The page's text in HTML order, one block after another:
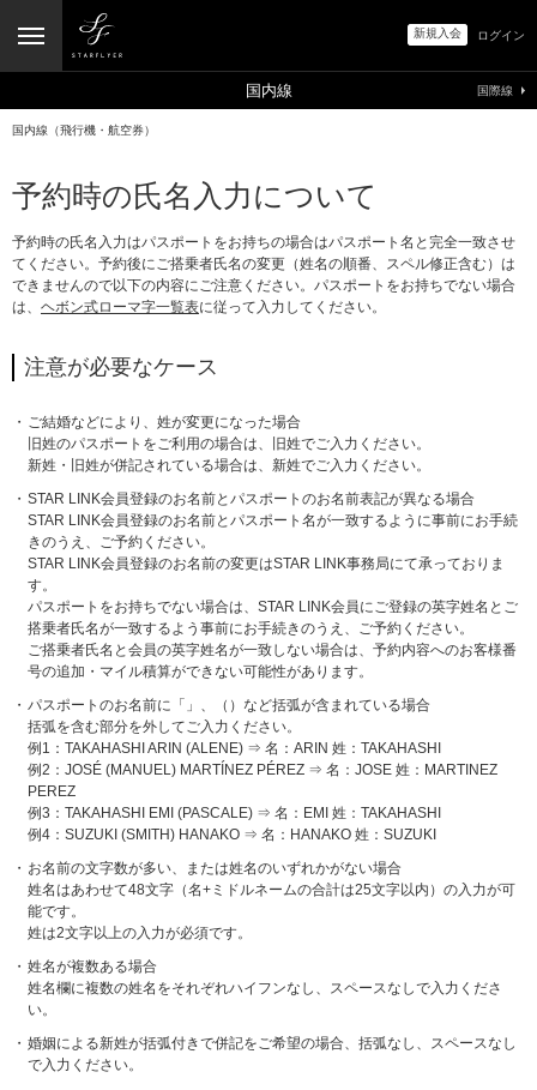
新規入会 ログイン
国内線（飛行機・航空券）
予約時の氏名入力について
予約時の氏名入力はパスポートをお持ちの場合はパスポート名と完全一致させ
てください。予約後にご搭乗者氏名の変更（姓名の順番、スペル修正含む）は
できませんので以下の内容にご注意ください。パスポートをお持ちでない場合
は、 ヘボン式ローマ字一覧表に従って入力してください。
注意が必要なケース
ご結婚などにより、姓が変更になった場合
旧姓のパスポートをご利用の場合は、旧姓でご入力ください。
新姓・旧姓が併記されている場合は、新姓でご入力ください。
STAR LINK会員登録のお名前とパスポートのお名前表記が異なる場合
STAR LINK会員登録のお名前とパスポート名が一致するように事前にお手続
きのうえ、ご予約ください。
STAR LINK会員登録のお名前の変更はSTAR LINK事務局にて承っておりま
す。
パスポートをお持ちでない場合は、STAR LINK会員にご登録の英字姓名とご
搭乗者氏名が一致するよう事前にお手続きのうえ、ご予約ください。
ご搭乗者氏名と会員の英字姓名が一致しない場合は、予約内容へのお客様番
号の追加・マイル積算ができない可能性があります。
パスポートのお名前に「」、（）など括弧が含まれている場合
括弧を含む部分を外してご入力ください。
例1：TAKAHASHI ARIN (ALENE) ⇒ 名：ARIN 姓：TAKAHASHI
例2：JOSÉ (MANUEL) MARTÍNEZ PÉREZ ⇒ 名：JOSE 姓：MARTINEZ
PEREZ
例3：TAKAHASHI EMI (PASCALE) ⇒ 名：EMI 姓：TAKAHASHI
例4：SUZUKI (SMITH) HANAKO ⇒ 名：HANAKO 姓：SUZUKI
お名前の文字数が多い、または姓名のいずれかがない場合
姓名はあわせて48文字（名+ミドルネームの合計は25文字以内）の入力が可
能です。
姓は2文字以上の入力が必須です。
姓名が複数ある場合
姓名欄に複数の姓名をそれぞれハイフンなし、スペースなしで入力くださ
い。
婚姻による新姓が括弧付きで併記をご希望の場合、括弧なし、スペースなし
で入力ください。
国内線 国際線